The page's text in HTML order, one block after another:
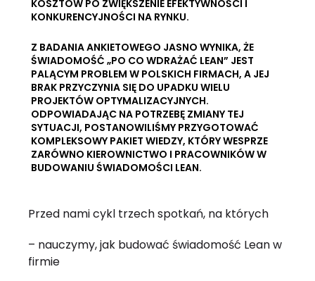
KOSZTÓW PO ZWIĘKSZENIE EFEKTYWNOŚCI I
KONKURENCYJNOŚCI NA RYNKU.
Z BADANIA ANKIETOWEGO JASNO WYNIKA, ŻE
ŚWIADOMOŚĆ „PO CO WDRAŻAĆ LEAN” JEST
PALĄCYM PROBLEM W POLSKICH FIRMACH, A JEJ
BRAK PRZYCZYNIA SIĘ DO UPADKU WIELU
PROJEKTÓW OPTYMALIZACYJNYCH.
ODPOWIADAJĄC NA POTRZEBĘ ZMIANY TEJ
SYTUACJI, POSTANOWILIŚMY PRZYGOTOWAĆ
KOMPLEKSOWY PAKIET WIEDZY, KTÓRY WESPRZE
ZARÓWNO KIEROWNICTWO I PRACOWNIKÓW W
BUDOWANIU ŚWIADOMOŚCI LEAN.
Przed nami cykl trzech spotkań, na których
– nauczymy, jak budować świadomość Lean w
firmie